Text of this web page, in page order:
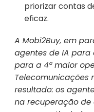
priorizar contas
eficaz.
A Mobi2Buy, em
agentes de IA
para a 4ª maior
Telecomunicações
resultado: os
na recuperação